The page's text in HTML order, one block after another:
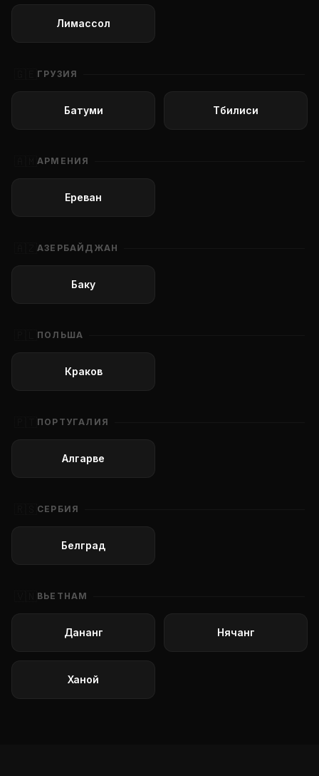
Лимассол
ГРУЗИЯ
Батуми Тбилиси
АРМЕНИЯ
Ереван
АЗЕРБАЙДЖАН
Баку
ПОЛЬША
Краков
ПОРТУГАЛИЯ
Алгарве
СЕРБИЯ
Белград
ВЬЕТНАМ
Дананг Нячанг
Ханой